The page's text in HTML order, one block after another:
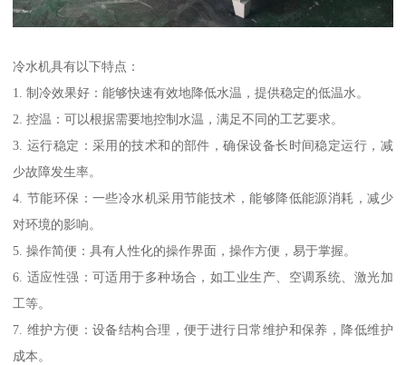
冷水机具有以下特点：
1. 制冷效果好：能够快速有效地降低水温，提供稳定的低温水。
2. 控温：可以根据需要地控制水温，满足不同的工艺要求。
3. 运行稳定：采用的技术和的部件，确保设备长时间稳定运行，减
少故障发生率。
4. 节能环保：一些冷水机采用节能技术，能够降低能源消耗，减少
对环境的影响。
5. 操作简便：具有人性化的操作界面，操作方便，易于掌握。
6. 适应性强：可适用于多种场合，如工业生产、空调系统、激光加
工等。
7. 维护方便：设备结构合理，便于进行日常维护和保养，降低维护
成本。